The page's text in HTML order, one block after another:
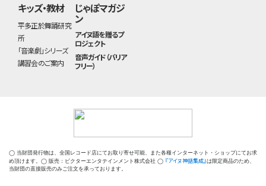
キッズ・教材
平多正於舞踊研究
所
「音楽劇」シリーズ
講習会のご案内
じゃぽマガジ
ン
アイヌ語を贈るプ
ロジェクト
音声ガイド（バリア
フリー）
◯ 当財団発行物は、全国レコード店にてお取り寄せ可能、また各種インターネット・ショップにてお求
め頂けます。◯ 販売：ビクターエンタテインメント株式会社 ◯ 『アイヌ神話集成』は限定商品のため、
当財団の直接販売のみご注文を承っております。